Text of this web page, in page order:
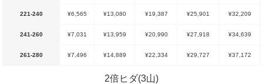
221-240 ¥6,565 ¥13,080 ¥19,387 ¥25,901 ¥32,209
241-260 ¥7,031 ¥13,959 ¥20,990 ¥27,918 ¥34,639
261-280 ¥7,496 ¥14,889 ¥22,334 ¥29,727 ¥37,172
2倍ヒダ(3山)